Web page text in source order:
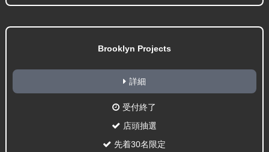
Brooklyn Projects
詳細
受付終了
店頭抽選
先着30名限定